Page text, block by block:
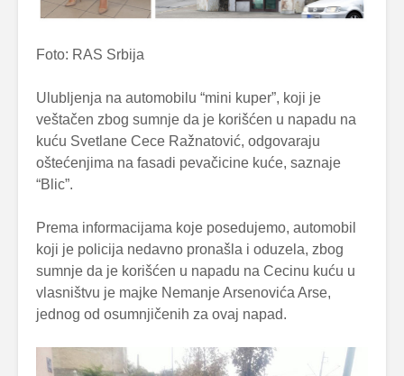
Foto: RAS Srbija
Ulubljenja na automobilu “mini kuper”, koji je
veštačen zbog sumnje da je korišćen u napadu na
kuću Svetlane Cece Ražnatović, odgovaraju
oštećenjima na fasadi pevačicine kuće, saznaje
“Blic”.
Prema informacijama koje posedujemo, automobil
koji je policija nedavno pronašla i oduzela, zbog
sumnje da je korišćen u napadu na Cecinu kuću u
vlasništvu je majke Nemanje Arsenovića Arse,
jednog od osumnjičenih za ovaj napad.